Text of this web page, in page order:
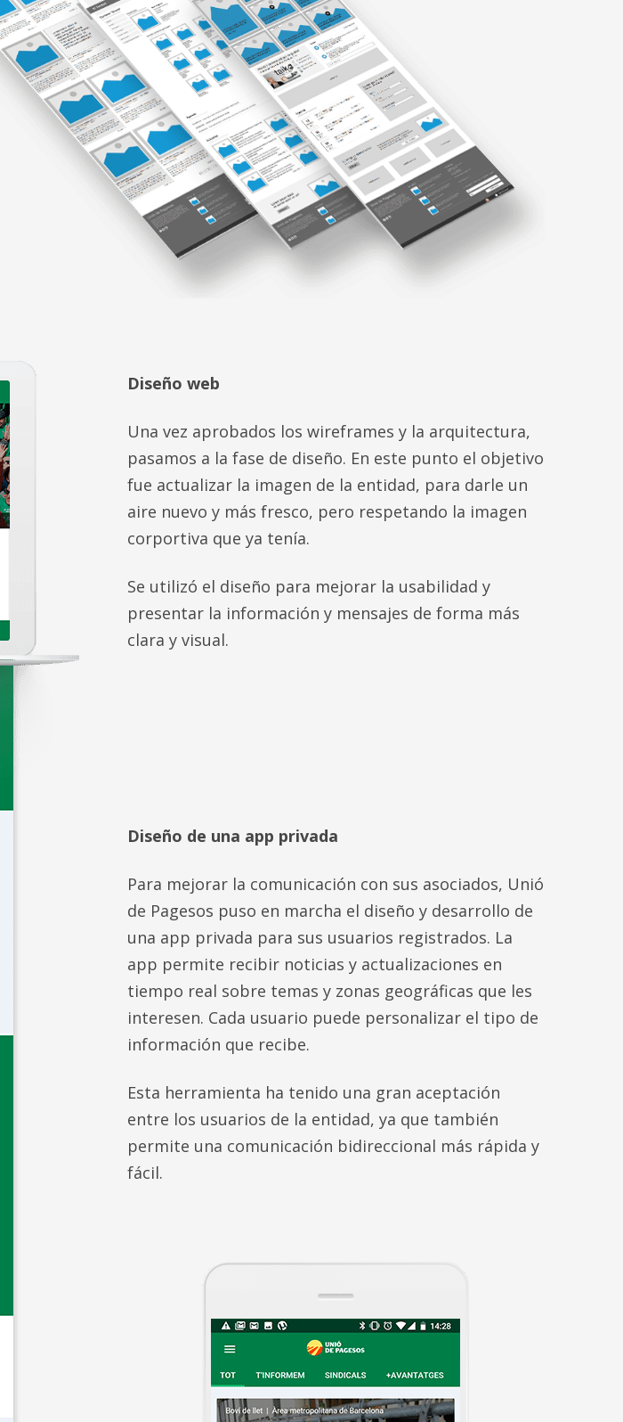
Diseño web
Una vez aprobados los wireframes y la arquitectura,
pasamos a la fase de diseño. En este punto el objetivo
fue actualizar la imagen de la entidad, para darle un
aire nuevo y más fresco, pero respetando la imagen
corportiva que ya tenía.
Se utilizó el diseño para mejorar la usabilidad y
presentar la información y mensajes de forma más
clara y visual.
Diseño de una app privada
Para mejorar la comunicación con sus asociados, Unió
de Pagesos puso en marcha el diseño y desarrollo de
una app privada para sus usuarios registrados. La
app permite recibir noticias y actualizaciones en
tiempo real sobre temas y zonas geográficas que les
interesen. Cada usuario puede personalizar el tipo de
información que recibe.
Esta herramienta ha tenido una gran aceptación
entre los usuarios de la entidad, ya que también
permite una comunicación bidireccional más rápida y
fácil.